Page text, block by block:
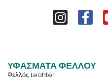
ΥΦΆΣΜΑΤΑ ΦΕΛΛΟΎ
Φελλός Leahter